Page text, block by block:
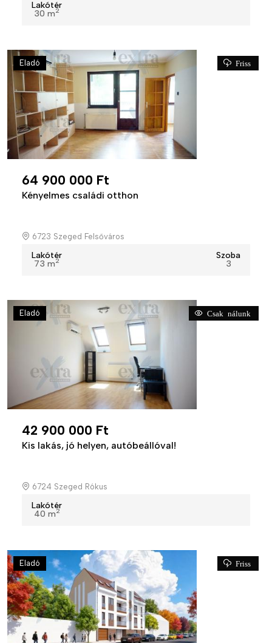
Lakótér
30 m2
Eladó Friss
64 900 000 Ft
Kényelmes családi otthon
6723 Szeged Felsőváros
Lakótér
73 m2
Szoba
3
Eladó Csak nálunk
42 900 000 Ft
Kis lakás, jó helyen, autóbeállóval!
6724 Szeged Rókus
Lakótér
40 m2
Eladó Friss